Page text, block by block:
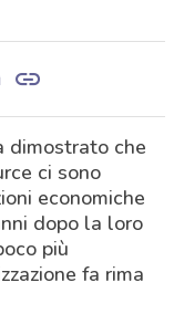
dimostrato che
ci sono
economiche
dopo la loro
più
fa rima